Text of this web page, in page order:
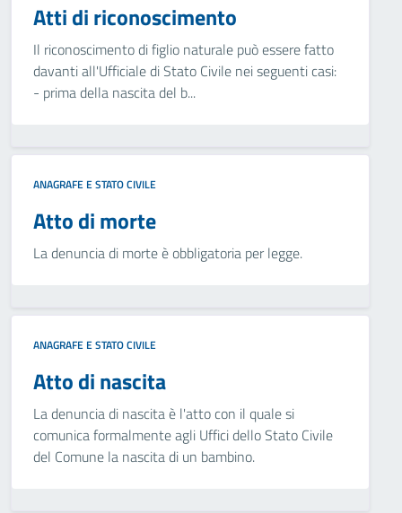
Atti di riconoscimento
Il riconoscimento di figlio naturale può essere fatto
davanti all'Ufficiale di Stato Civile nei seguenti casi:
- prima della nascita del b...
ANAGRAFE E STATO CIVILE
Atto di morte
La denuncia di morte è obbligatoria per legge.
ANAGRAFE E STATO CIVILE
Atto di nascita
La denuncia di nascita è l'atto con il quale si
comunica formalmente agli Uffici dello Stato Civile
del Comune la nascita di un bambino.